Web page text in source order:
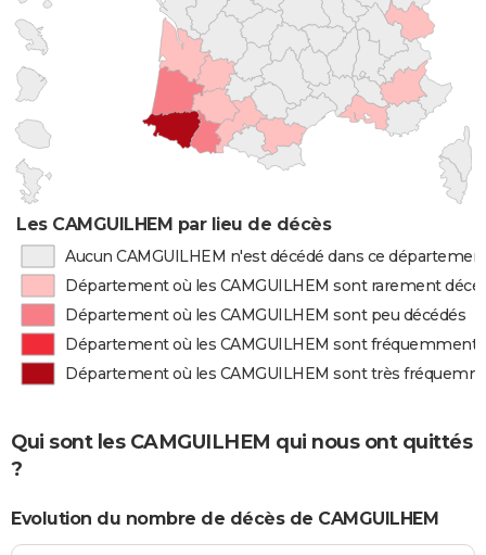
Les CAMGUILHEM par lieu de décès
Aucun CAMGUILHEM n'est décédé dans ce
Département où les CAMGUILHEM sont rarement
Département où les CAMGUILHEM sont peu décédés
Département où les CAMGUILHEM sont fréquemment
Département où les CAMGUILHEM sont très
Qui sont les CAMGUILHEM qui nous ont quittés
?
Evolution du nombre de décès de CAMGUILHEM